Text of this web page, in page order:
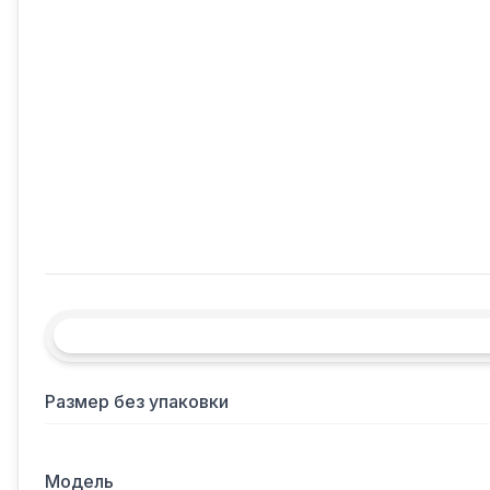
Размер без упаковки
Модель